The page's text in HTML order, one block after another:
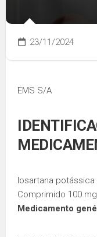
23/11/2024
EMS S/A
losartana potássica
Comprimido 100 mg
Medicamento